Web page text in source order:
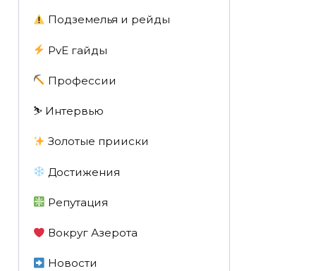
Подземелья и рейды
PvE гайды
Профессии
⛷️ Интервью
Золотые прииски
Достижения
Репутация
Вокруг Азерота
Новости